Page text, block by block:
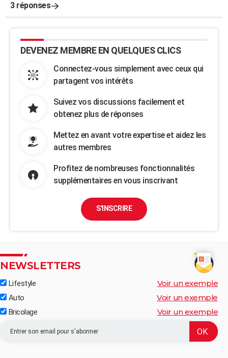
3 réponses
DEVENEZ MEMBRE EN QUELQUES CLICS
Connectez-vous simplement avec ceux qui
partagent vos intérêts
Suivez vos discussions facilement et
obtenez plus de réponses
Mettez en avant votre expertise et aidez les
autres membres
Profitez de nombreuses fonctionnalités
supplémentaires en vous inscrivant
S'INSCRIRE
NEWSLETTERS
Lifestyle Voir un exemple
Auto Voir un exemple
Bricolage Voir un exemple